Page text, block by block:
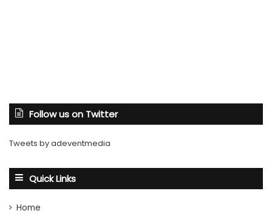
Follow us on Twitter
Tweets by adeventmedia
Quick Links
Home